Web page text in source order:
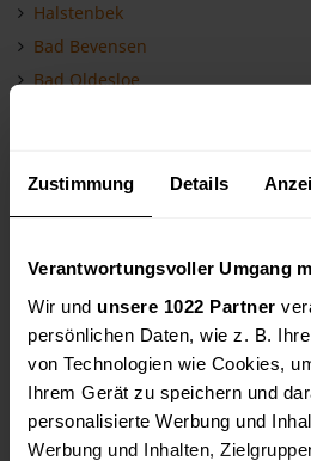
Zustimmung Details
Verantwortungsvoller Umgang
Wir und unsere 1022 Partner
persönlichen Daten, wie z. B.
von Technologien wie Cookies,
Ihrem Gerät zu speichern und
personalisierte Werbung und
Werbung und Inhalten,
Halstenbek
Bad Bevensen
Bad Oldesloe
Wedel
Lübeck
Bad Segeberg
Bad Schwartau
Elmshorn
Schönberg
Soltau
Ratekau